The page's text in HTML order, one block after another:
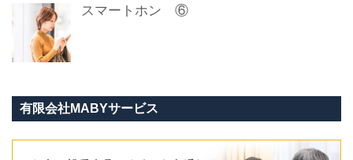
スマートホン ⑥
有限会社MABYサービス